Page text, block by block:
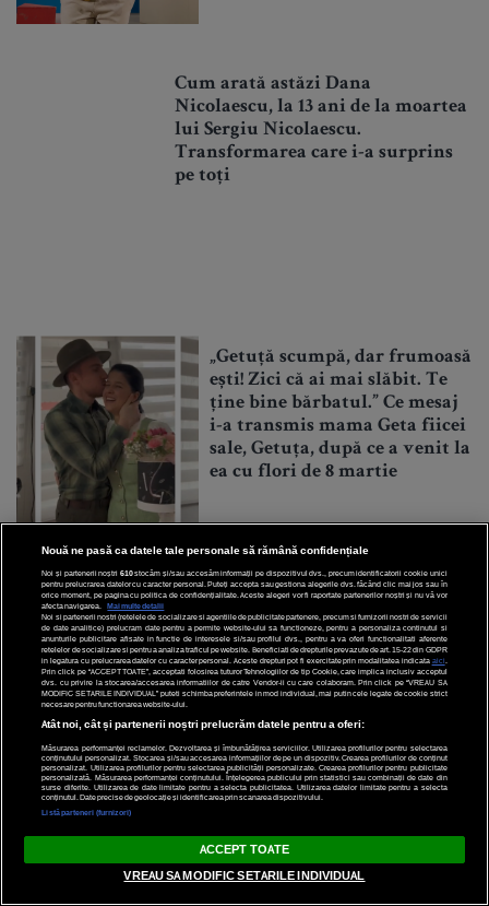
Cum arată astăzi Dana
Nicolaescu, la 13 ani de la moartea
lui Sergiu Nicolaescu.
Transformarea care i-a surprins
pe toți
„Getuță scumpă, dar frumoasă
ești! Zici că ai mai slăbit. Te
ține bine bărbatul.” Ce mesaj
i-a transmis mama Geta fiicei
sale, Getuța, după ce a venit la
ea cu flori de 8 martie
Articole recomandate
SANATATE
62 de cabinete medicale
rurale, modernizate pentru
sănătatea mamelor și copiilor
Nouă ne pasă ca datele tale personale să rămână confidențiale
Noi și partenerii noștri 610stocăm și/sau accesăm informații pe dispozitivul dvs., precum identificatorii cookie unici
pentru prelucrarea datelor cu caracter personal. Puteți accepta sau gestiona alegerile dvs. făcând clic mai jos sau în
orice moment, pe pagina cu politica de confidențialitate. Aceste alegeri vor fi raportate partenerilor noștri și nu vă vor
afecta navigarea.
Mai multe detalii
Noi si partenerii nostri (retelele de socializare si agentiile de publicitate partenere, precum si furnizorii nostri de servicii
de date analitice) prelucram date pentru a permite website-ului sa functioneze, pentru a personaliza continutul si
anunturile publicitare afisate in functie de interesele si/sau profilul dvs., pentru a va oferi functionalitati aferente
retelelor de socializare si pentru a analiza traficul pe website. Beneficiati de drepturile prevazute de art. 15-22 din GDPR
in legatura cu prelucrarea datelor cu caracter personal. Aceste drepturi pot fi exercitate prin modalitatea indicata aici
Prin click pe “ACCEPT TOATE”, acceptati folosirea tuturor Tehnologiilor de tip Cookie, care implica inclusiv acceptul
dvs. cu privire la stocarea/accesarea informatiilor de catre Vendor-ii cu care colaboram. Prin click pe “VREAU SA
MODIFIC SETARILE INDIVIDUAL” puteti schimba preferintele in mod individual, mai putin cele legate de cookie strict
necesare pentru functionarea website-ului.
Atât noi, cât și partenerii noștri prelucrăm datele pentru a oferi:
Măsurarea performanței reclamelor. Dezvoltarea și îmbunătățirea serviciilor. Utilizarea profilurilor pentru selectarea
conținutului personalizat. Stocarea și/sau accesarea informațiilor de pe un dispozitiv. Crearea profilurilor de conținut
personalizat. Utilizarea profilurilor pentru selectarea publicității personalizate. Crearea profilurilor pentru publicitate
personalizată. Măsurarea performanței conținutului. Înțelegerea publicului prin statistici sau combinații de date din
surse diferite. Utilizarea de date limitate pentru a selecta publicitatea. Utilizarea datelor limitate pentru a selecta
conținutul. Date precise de geolocație și identificarea prin scanarea dispozitivului.
Listă parteneri (furnizori)
ACCEPT TOATE
VREAU SA MODIFIC SETARILE INDIVIDUAL